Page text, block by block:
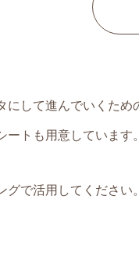
して進んでいくた
トも用意しています。
で活用してください。